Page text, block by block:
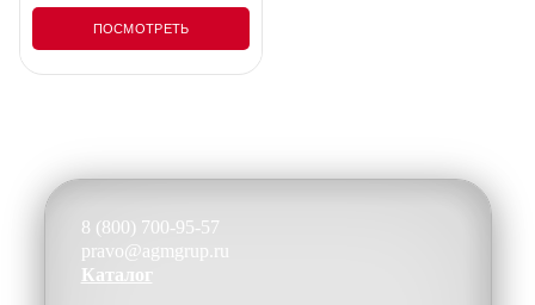
out
5
ПОСМОТРЕТЬ
8 (800) 700-95-57
pravo@agmgrup.ru
Каталог